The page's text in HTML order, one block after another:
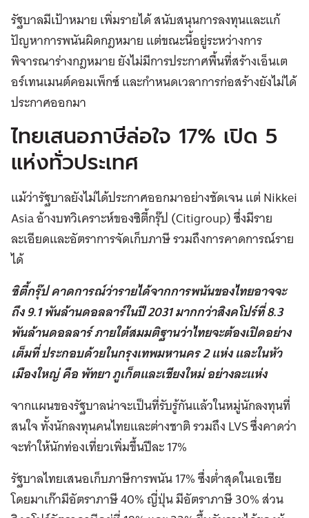
รัฐบาลมีเป้าหมาย เพิ่มรายได้ สนับสนุนการลงทุนและแก้
ปัญหาการพนันผิดกฎหมาย แต่ขณะนี้อยู่ระหว่างการ
พิจารณาร่างกฎหมาย ยังไม่มีการประกาศพื้นที่สร้างเอ็นเต
อร์เทนเมนต์คอมเพ็กซ์ และกำหนดเวลาการก่อสร้างยังไม่ได้
ประกาศออกมา
ไทยเสนอภาษีล่อใจ 17% เปิด 5
แห่งทั่วประเทศ
แม้ว่ารัฐบาลยังไม่ได้ประกาศออกมาอย่างชัดเจน แต่ Nikkei
Asia อ้างบทวิเคราะห์ของซิตี้กรุ๊ป (Citigroup) ซึ่งมีราย
ละเอียดและอัตราการจัดเก็บภาษี รวมถึงการคาดการณ์ราย
ได้
ซิตี้กรุ๊ป คาดการณ์ว่ารายได้จากการพนันของไทยอาจจะ
ถึง 9.1 พันล้านดอลลาร์ในปี 2031 มากกว่าสิงคโปร์ที่ 8.3
พันล้านดอลลาร์ ภายใต้สมมติฐานว่าไทยจะต้องเปิดอย่าง
เต็มที่ ประกอบด้วยในกรุงเทพมหานคร 2 แห่ง และในหัว
เมืองใหญ่ คือ พัทยา ภูเก็ตและเชียงใหม่ อย่างละแห่ง
จากแผนของรัฐบาลน่าจะเป็นที่รับรู้กันแล้วในหมู่นักลงทุนที่
สนใจ ทั้งนักลงทุนคนไทยและต่างชาติ รวมถึง LVS ซึ่งคาดว่า
จะทำให้นักท่องเที่ยวเพิ่มขึ้นปีละ 17%
รัฐบาลไทยเสนอเก็บภาษีการพนัน 17% ซึ่งต่ำสุดในเอเชีย
โดยมาเก๊ามีอัตราภาษี 40% ญี่ปุ่น มีอัตราภาษี 30% ส่วน